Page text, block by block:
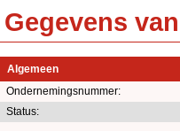
Gegevens
Algemeen
Ondernemingsnummer:
Status: